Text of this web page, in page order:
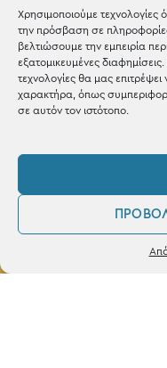
Χρησιμοποιούμε
την πρόσβαση σε
βελτιώσουμε την εμπειρία
εξατομικευμένες
τεχνολογίες θα μας
χαρακτήρα, όπως
σε αυτόν τον ιστότοπο.
Δεν βρέθηκε
ταιριάζει με
Δευ / Τετ
Τριτ /